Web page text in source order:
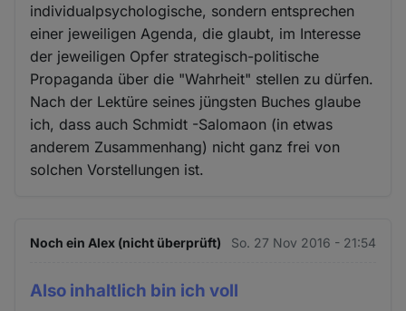
individualpsychologische, sondern entsprechen
einer jeweiligen Agenda, die glaubt, im Interesse
der jeweiligen Opfer strategisch-politische
Propaganda über die "Wahrheit" stellen zu dürfen.
Nach der Lektüre seines jüngsten Buches glaube
ich, dass auch Schmidt -Salomaon (in etwas
anderem Zusammenhang) nicht ganz frei von
solchen Vorstellungen ist.
Noch ein Alex (nicht überprüft) So. 27 Nov 2016 - 21:54
Also inhaltlich bin ich voll